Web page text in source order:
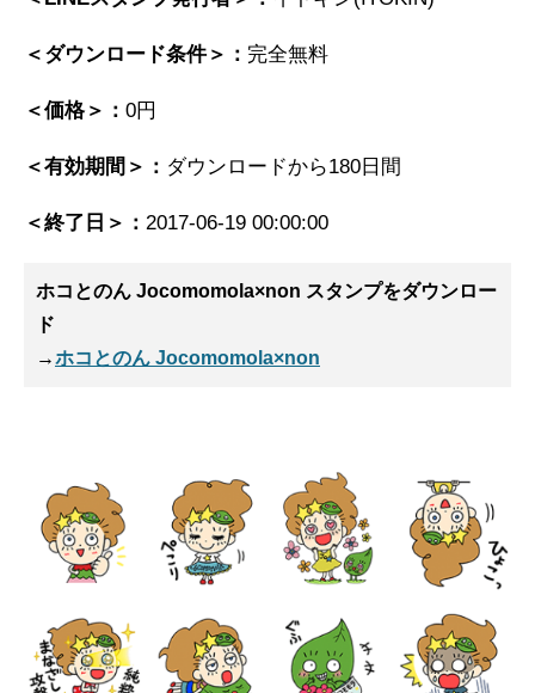
＜ダウンロード条件＞： 完全無料
＜価格＞： 0円
＜有効期間＞： ダウンロードから180日間
＜終了日＞： 2017-06-19 00:00:00
ホコとのん Jocomomola×non スタンプをダウンロー
ド
→ホコとのん Jocomomola×non